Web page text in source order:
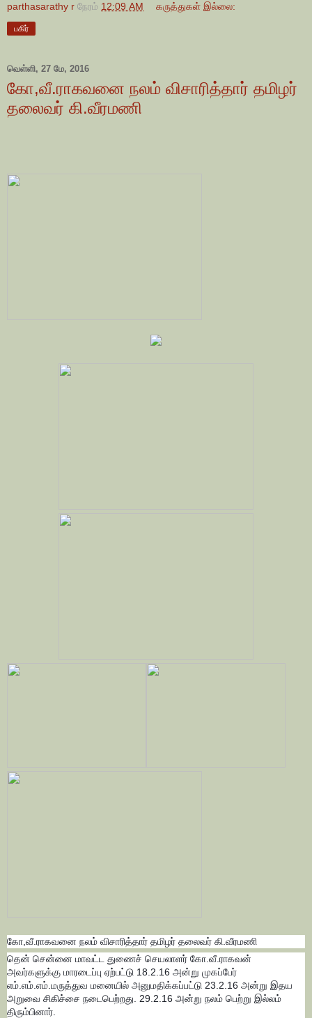
parthasarathy r நேரம் 12:09 AM கருத்துகள் இல்லை:
பகிர்
வெள்ளி, 27 மே, 2016
கோ,வீ.ராகவனை நலம் விசாரித்தார் தமிழர்
தலைவர் கி.வீரமணி
கோ,வீ.ராகவனை நலம் விசாரித்தார் தமிழர் தலைவர் கி.வீரமணி
தென் சென்னை மாவட்ட துணைச் செயலாளர் கோ.வீ.ராகவன்
அவர்களுக்கு மாரடைப்பு ஏற்பட்டு 18.2.16 அன்று முகப்பேர்
எம்.எம்.எம்.மருத்துவ மனையில் அனுமதிக்கப்பட்டு 23.2.16 அன்று இதய
அறுவை சிகிச்சை நடைபெற்றது. 29.2.16 அன்று நலம் பெற்று இல்லம்
திரும்பினார்.